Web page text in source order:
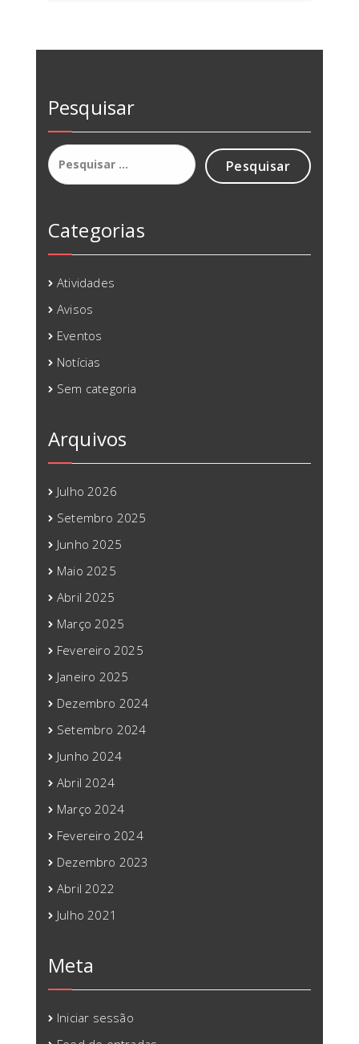
Pesquisar
Pesquisar
por:
Categorias
Atividades
Avisos
Eventos
Notícias
Sem categoria
Arquivos
Julho 2026
Setembro 2025
Junho 2025
Maio 2025
Abril 2025
Março 2025
Fevereiro 2025
Janeiro 2025
Dezembro 2024
Setembro 2024
Junho 2024
Abril 2024
Março 2024
Fevereiro 2024
Dezembro 2023
Abril 2022
Julho 2021
Meta
Iniciar sessão